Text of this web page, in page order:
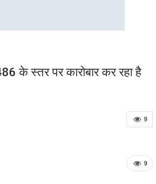
स्तर पर कारोबार कर रहा है
9
9